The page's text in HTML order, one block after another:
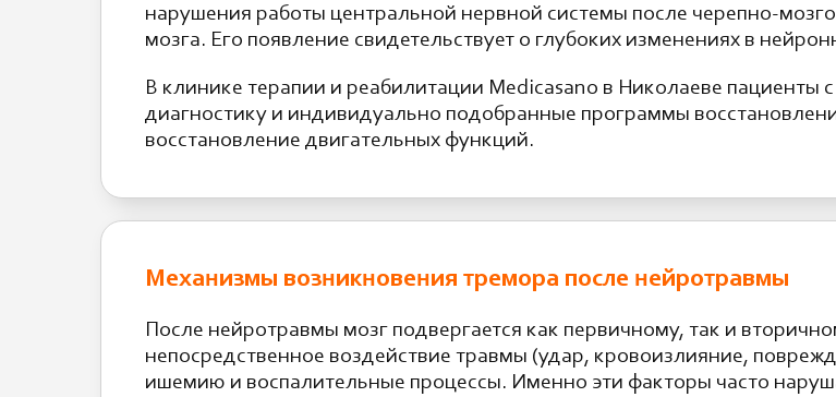
нарушения работы центральной нервной системы после черепно-
мозга. Его появление свидетельствует о глубоких изменениях в
В клинике терапии и реабилитации Medicasano в Николаеве
диагностику и индивидуально подобранные программы
восстановление двигательных функций.
Механизмы возникновения тремора после нейротравмы
После нейротравмы мозг подвергается как первичному, так и
непосредственное воздействие травмы (удар, кровоизлияние,
ишемию и воспалительные процессы. Именно эти факторы часто